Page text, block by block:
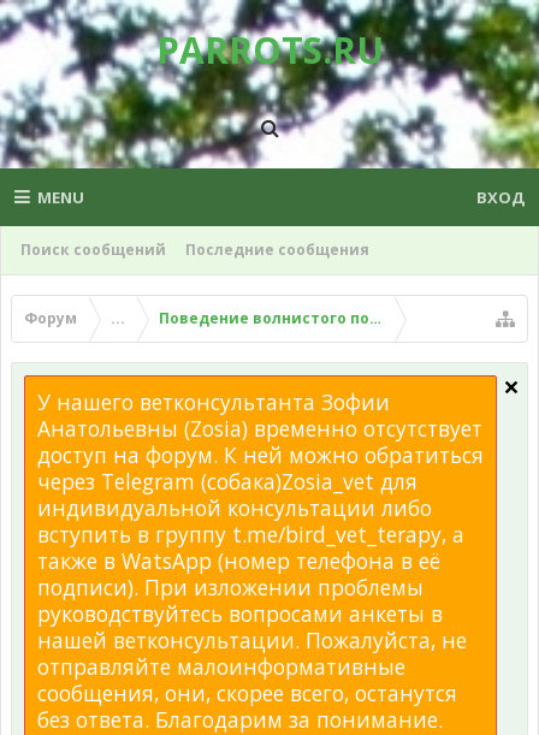
PARROTS.RU
MENU
Поиск сообщений Последние сообщения
ВХОД
Форум ... Поведение волнистого попугая
У нашего ветконсультанта Зофии
Анатольевны (Zosia) временно отсутствует
доступ на форум. К ней можно обратиться
через Telegram (собака)Zosia_vet для
индивидуальной консультации либо
вступить в группу t.me/bird_vet_terapy, а
также в WatsApp (номер телефона в её
подписи). При изложении проблемы
руководствуйтесь вопросами анкеты в
нашей ветконсультации. Пожалуйста, не
отправляйте малоинформативные
сообщения, они, скорее всего, останутся
без ответа. Благодарим за понимание.